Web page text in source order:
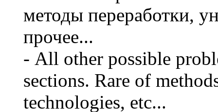
методы переработки,
прочее...
- All other possible
sections. Rare of
technologies, etc...